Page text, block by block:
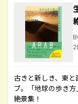
古きと新しき、東
ブ。「地球の歩き
絶景集！